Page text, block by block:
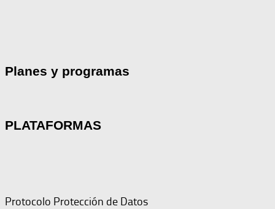
Planes y programas
PLATAFORMAS
Protocolo Protección de Datos